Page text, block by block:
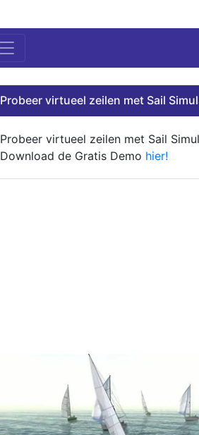
Probeer virtueel zeilen met Sail
Probeer virtueel zeilen met Sail
Download de Gratis Demo hier!